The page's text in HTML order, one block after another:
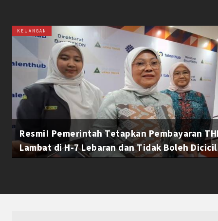
KEUANGAN
Resmi! Pemerintah Tetapkan Pembayaran
Lambat di H-7 Lebaran dan Tidak Boleh Dicicil